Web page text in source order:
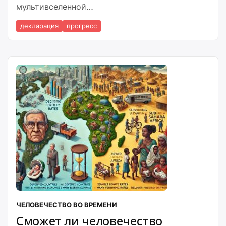
мультивселенной
С учётом принятия «Добровольной
Декларации Прав, Обязанностей и Табу
декларация прогресс
ЧЕЛОВЕЧЕСТВО ВО ВРЕМЕНИ
Сможет ли человечество